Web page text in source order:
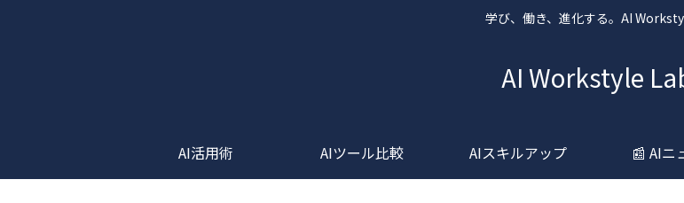
学び、働き、進化する。AI
AI Workstyle
AI活用術 AIツール比較 AIスキルアップ 📰 AIニ